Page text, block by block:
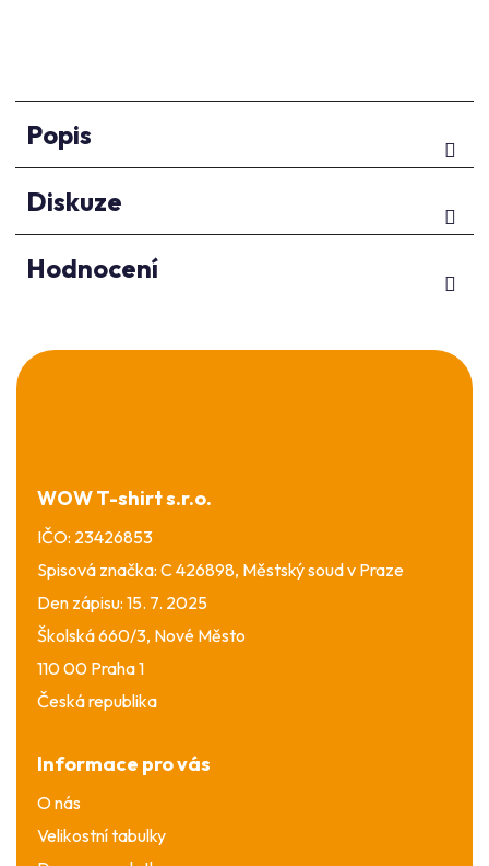
Popis
Diskuze
Hodnocení
Z
á
WOW T-shirt s.r.o.
IČO: 23426853
Spisová značka: C 426898, Městský soud v Praze
Den zápisu: 15. 7. 2025
Školská 660/3, Nové Město
110 00 Praha 1
Česká republika
Informace pro vás
O nás
Velikostní tabulky